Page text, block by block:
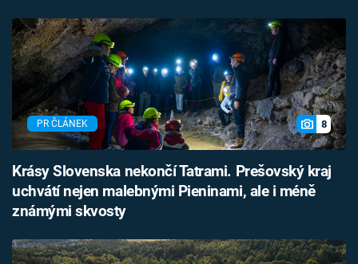
PR ČLÁNEK 8
Krásy Slovenska nekončí Tatrami. Prešovský kraj
uchvátí nejen malebnými Pieninami, ale i méně
známými skvosty